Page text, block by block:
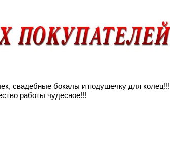
свадебные бокалы и подушечку для колец!!!
работы чудесное!!!